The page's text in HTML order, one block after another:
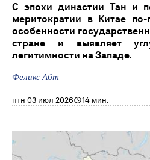
С эпохи династии Тан и
меритократии в Китае
особенности
стране и выявляет
легитимности на Западе.
Феликс Абт
птн 03 июл 2026 14 мин.